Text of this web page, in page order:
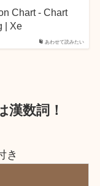
あわせて読みたい
Chart - Chart
| Xe
漢数詞！
き